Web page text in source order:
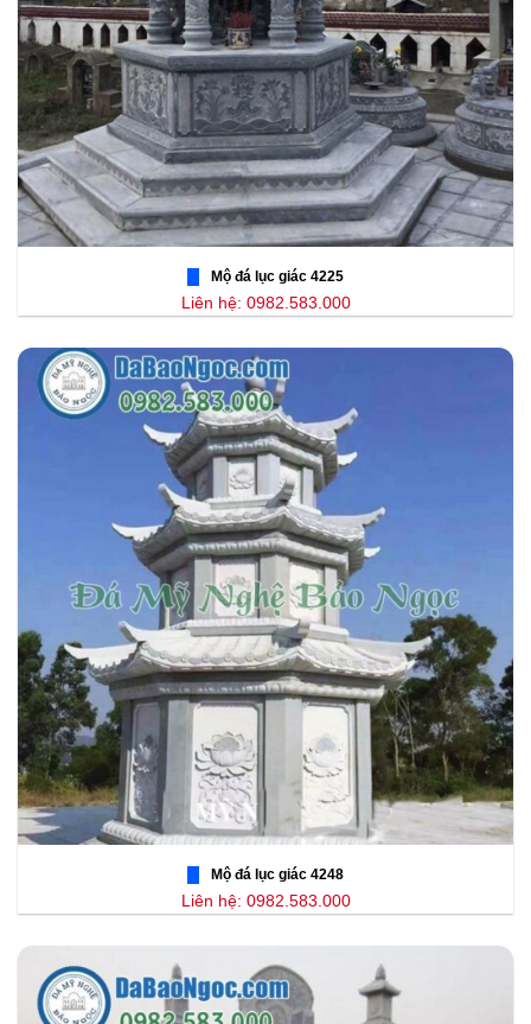
Mộ đá lục giác 4225
Liên hệ: 0982.583.000
Mộ đá lục giác 4248
Liên hệ: 0982.583.000